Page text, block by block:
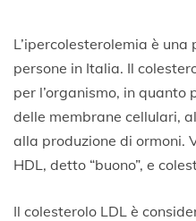
L’ipercolesterolemia è
persone in Italia. Il
per l’organismo, in
delle membrane cellulari,
alla produzione di ormoni.
HDL, detto “buono”, e
Il colesterolo LDL è